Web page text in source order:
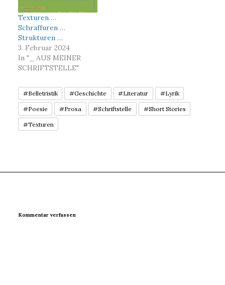
Texturen …
Schraffuren …
Strukturen …
3. Februar 2024
In "_ AUS MEINER
SCHRIFTSTELLE"
#Belletristik #Geschichte #Literatur #Lyrik
#Poesie #Prosa #Schriftstelle #Short Stories
#Texturen
Kommentar verfassen